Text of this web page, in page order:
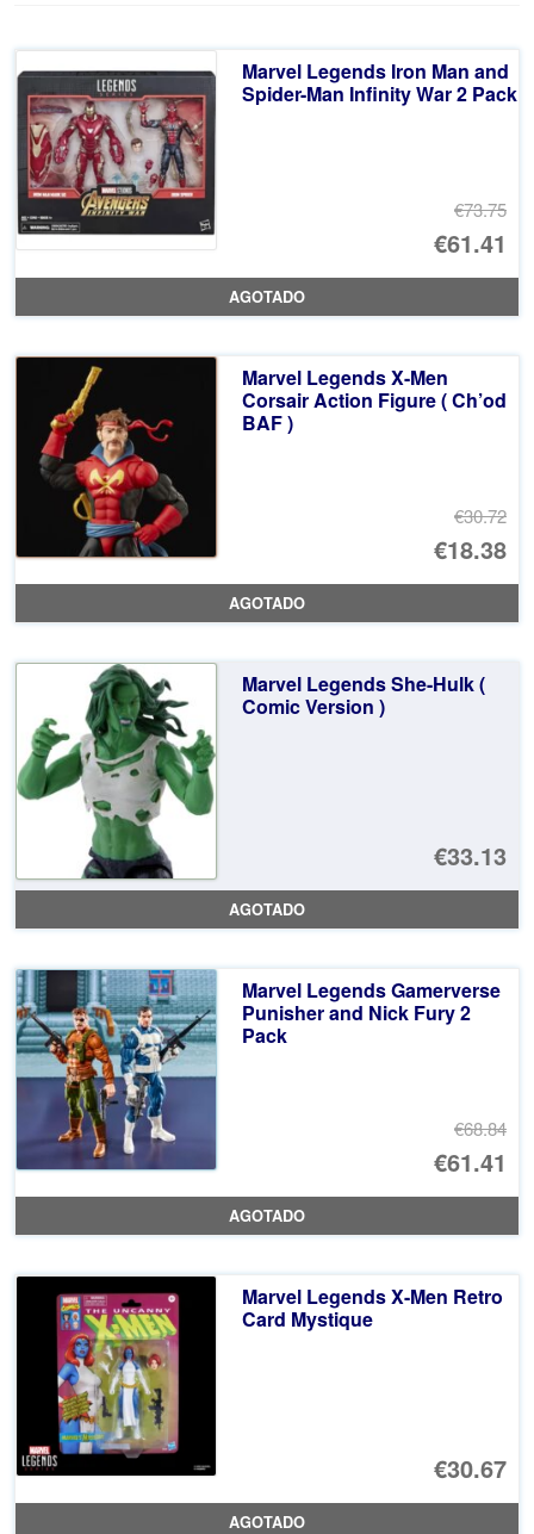
Marvel Legends Iron Man and
Spider-Man Infinity War 2 Pack
€73.75
€61.41
El
AGOTADO
Marvel Legends X-Men
Corsair Action Figure ( Ch’od
BAF )
€30.72
El
€18.38
El
AGOTADO
Marvel Legends She-Hulk (
Comic Version )
€33.13
AGOTADO
Marvel Legends Gamerverse
Punisher and Nick Fury 2
Pack
€68.84
€61.41
El
AGOTADO
Marvel Legends X-Men Retro
Card Mystique
€30.67
AGOTADO